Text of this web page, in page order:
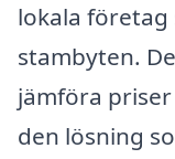
lokala företag
stambyten.
jämföra
den lösning